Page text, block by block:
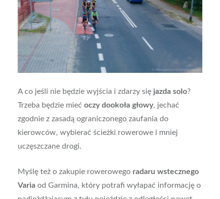
A co jeśli nie będzie wyjścia i zdarzy się jazda solo?
Trzeba będzie mieć oczy dookoła głowy, jechać
zgodnie z zasadą ograniczonego zaufania do
kierowców, wybierać ścieżki rowerowe i mniej
uczęszczane drogi.
Myślę też o zakupie rowerowego radaru wstecznego
Variaod Garmina, który potrafi wyłapać informację o